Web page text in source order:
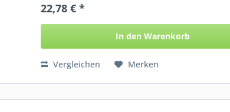
22,78 € *
In den Warenkorb
Vergleichen Merken